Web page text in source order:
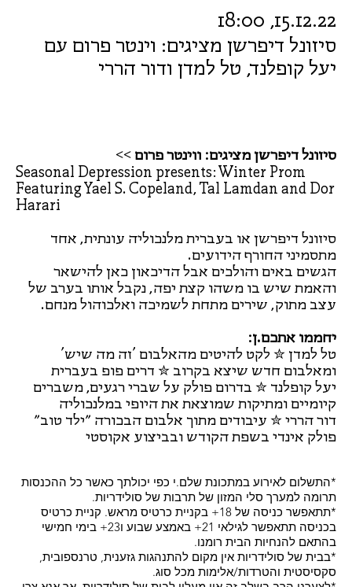
סיזונל דיפרשן מציגים: וינטר פרום עם
יעל קופלנד, טל למדן ודור הררי
15.12.22, 18:00
סיזונל דיפרשן מציגים: ווינטר פרום >>
Seasonal Depression presents: Winter Prom
Featuring Yael S. Copeland, Tal Lamdan and Dor
Harari
סיזונל דיפרשן או בעברית מלנכוליה עונתית, אחד
מתסמיני החורף הידועים.
הגשים באים והולכים אבל הדיכאון כאן להישאר
והאמת שיש בו משהו קצת יפה, נקבל אותו בערב של
עצב מתוק, שירים מתחת לשמיכה ואלכוהול מנחם.
יחממו אתכם.ן:
טל למדן ✮ לקט להיטים מהאלבום 'זה מה שיש'
ומאלבום חדש שיצא בקרוב ✮ דרים פופ בעברית
יעל קופלנד ✮ בדרום פולק על שברי רגעים, משברים
קיומיים ומתיקות שמוצאת את היופי במלנכוליה
דור הררי ✮ עיבודים מתוך אלבום הבכורה ״ילד טוב״
פולק אינדי בשפת הקודש ובביצוע אקוסטי
*התשלום לאירוע במתכונת שלם.י כפי יכולתך כאשר כל ההכנסות
תרומה למערך סלי המזון של תרבות של סולידריות.
*תתאפשר כניסה של 18+ בקניית כרטיס מראש. קניית כרטיס
בכניסה תתאפשר לגילאי 21+ באמצע שבוע ו23+ בימי חמישי
בהתאם להנחיות הבית רומנו.
*בבית של סולידריות אין מקום להתנהגות גזענית, טרנספובית,
סקסיסטית והטרדות/אלימות מכל סוג.